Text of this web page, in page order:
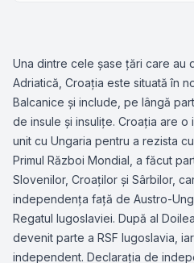
Una dintre cele șase țări care au
Adriatică, Croația este situată în
Balcanice și include, pe lângă
de insule și insulițe. Croația are o
unit cu Ungaria pentru a rezista
Primul Război Mondial, a făcut
Slovenilor, Croaților și Sârbilor,
independența față de Austro-
Regatul Iugoslaviei. După al
devenit parte a RSF Iugoslavia,
independent. Declarația de